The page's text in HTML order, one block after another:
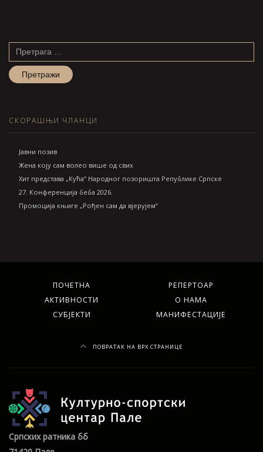
Претрага
СКОРАШЊИ ЧЛАНЦИ
Jавни позив
Жена коју сам волео више од свих
Хит представа „Кућа“ Народног позоришта Републике Српске
27. Конференција беба 2026.
Промоција књиге „Рођен сам да вјерујем“
ПОЧЕТНА
РЕПЕРТОАР
АКТИВНОСТИ
О НАМА
СУБЈЕКТИ
МАНИФЕСТАЦИЈЕ
ПОВРАТАК НА ВРХ СТРАНИЦЕ
Српских ратника бб